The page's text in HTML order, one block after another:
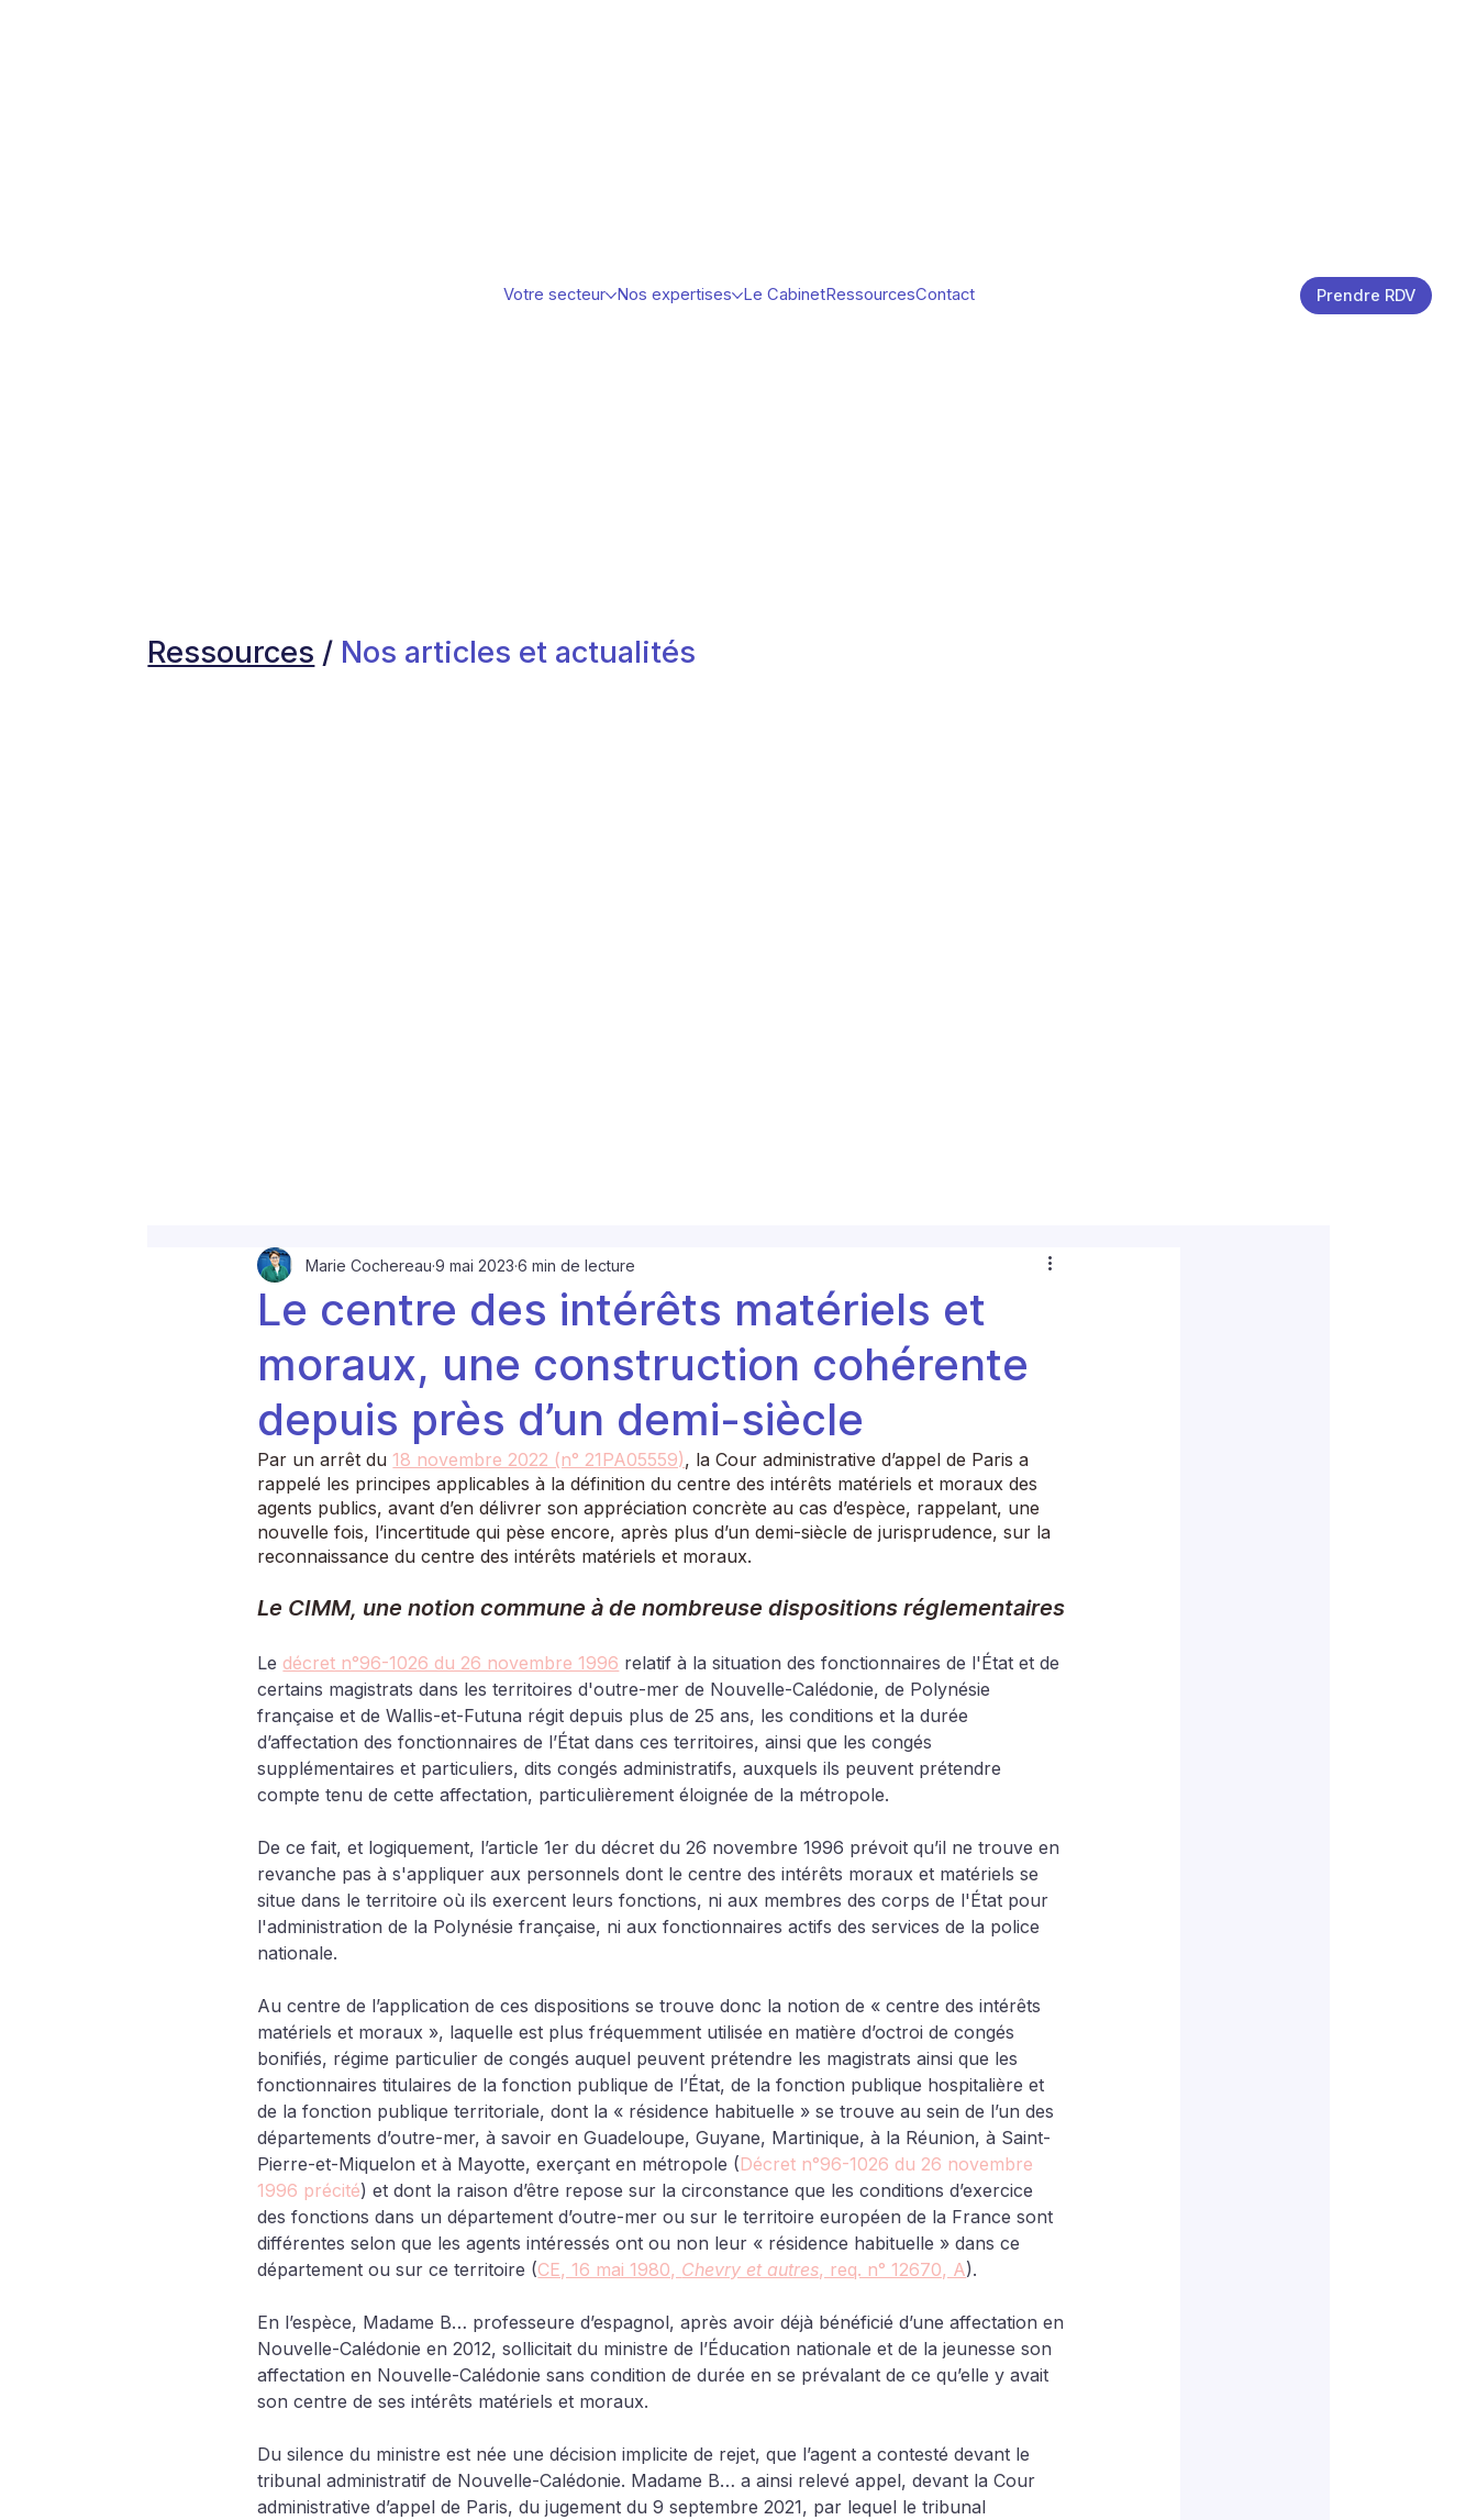
Votre secteur Nos expertises Le CabinetRessourcesContact Prendre RDV
Ressources / Nos articles et actualités
Le centre des intérêts matériels et
moraux, une construction cohérente
depuis près d’un demi-siècle
Marie Cochereau 9 mai 2023 6 min de lecture
Par un arrêt du 18 novembre 2022 (n° 21PA05559), la Cour administrative d’appel de Paris a
rappelé les principes applicables à la définition du centre des intérêts matériels et moraux des
agents publics, avant d’en délivrer son appréciation concrète au cas d’espèce, rappelant, une
nouvelle fois, l’incertitude qui pèse encore, après plus d’un demi-siècle de jurisprudence, sur la
reconnaissance du centre des intérêts matériels et moraux.
Le CIMM, une notion commune à de nombreuse dispositions réglementaires
Le décret n°96-1026 du 26 novembre 1996 relatif à la situation des fonctionnaires de l'État et de
certains magistrats dans les territoires d'outre-mer de Nouvelle-Calédonie, de Polynésie
française et de Wallis-et-Futuna régit depuis plus de 25 ans, les conditions et la durée
d’affectation des fonctionnaires de l’État dans ces territoires, ainsi que les congés
supplémentaires et particuliers, dits congés administratifs, auxquels ils peuvent prétendre
compte tenu de cette affectation, particulièrement éloignée de la métropole.
De ce fait, et logiquement, l’article 1er du décret du 26 novembre 1996 prévoit qu’il ne trouve en
revanche pas à s'appliquer aux personnels dont le centre des intérêts moraux et matériels se
situe dans le territoire où ils exercent leurs fonctions, ni aux membres des corps de l'État pour
l'administration de la Polynésie française, ni aux fonctionnaires actifs des services de la police
nationale.
Au centre de l’application de ces dispositions se trouve donc la notion de « centre des intérêts
matériels et moraux », laquelle est plus fréquemment utilisée en matière d’octroi de congés
bonifiés, régime particulier de congés auquel peuvent prétendre les magistrats ainsi que les
fonctionnaires titulaires de la fonction publique de l’État, de la fonction publique hospitalière et
de la fonction publique territoriale, dont la « résidence habituelle » se trouve au sein de l’un des
départements d’outre-mer, à savoir en Guadeloupe, Guyane, Martinique, à la Réunion, à Saint-
Pierre-et-Miquelon et à Mayotte, exerçant en métropole (Décret n°96-1026 du 26 novembre
1996 précité) et dont la raison d’être repose sur la circonstance que les conditions d’exercice
des fonctions dans un département d’outre-mer ou sur le territoire européen de la France sont
différentes selon que les agents intéressés ont ou non leur « résidence habituelle » dans ce
département ou sur ce territoire (CE, 16 mai 1980, Chevry et autres, req. n° 12670, A).
En l’espèce, Madame B… professeure d’espagnol, après avoir déjà bénéficié d’une affectation en
Nouvelle-Calédonie en 2012, sollicitait du ministre de l’Éducation nationale et de la jeunesse son
affectation en Nouvelle-Calédonie sans condition de durée en se prévalant de ce qu’elle y avait
son centre de ses intérêts matériels et moraux.
Du silence du ministre est née une décision implicite de rejet, que l’agent a contesté devant le
tribunal administratif de Nouvelle-Calédonie. Madame B… a ainsi relevé appel, devant la Cour
administrative d’appel de Paris, du jugement du 9 septembre 2021, par lequel le tribunal